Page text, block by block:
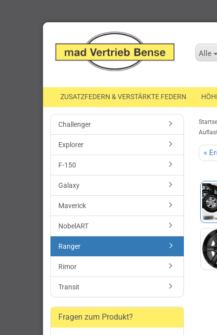
Alle
ZUSATZFEDERN & VERSTÄRKTE FEDERN
«
Challenger
Explorer
F-150
Galaxy
Maverick
NobelART
Ranger
Rimor
Transit
Fragen zum Produkt?